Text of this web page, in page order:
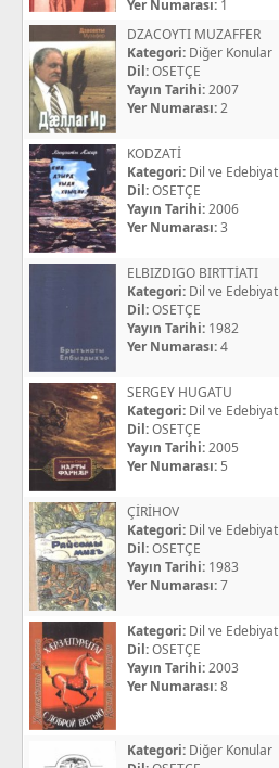
Yer Numarası: 1
DZACOYTI MUZAFFER
Kategori: Diğer Konular
Dil:OSETÇE
Yayın Tarihi:2007
Yer Numarası:2
KODZATİ
Kategori: Dil ve Edebiyat
Dil:OSETÇE
Yayın Tarihi:2006
Yer Numarası:3
ELBIZDIGO BIRTTİATI
Kategori: Dil ve Edebiyat
Dil:OSETÇE
Yayın Tarihi: 1982
Yer Numarası:4
SERGEY HUGATU
Kategori: Dil ve Edebiyat
Dil:OSETÇE
Yayın Tarihi:2005
Yer Numarası: 5
ÇİRİHOV
Kategori: Dil ve Edebiyat
Dil:OSETÇE
Yayın Tarihi: 1983
Yer Numarası:7
Kategori: Dil ve Edebiyat
Dil:OSETÇE
Yayın Tarihi:2003
Yer Numarası:8
Kategori: Diğer Konular